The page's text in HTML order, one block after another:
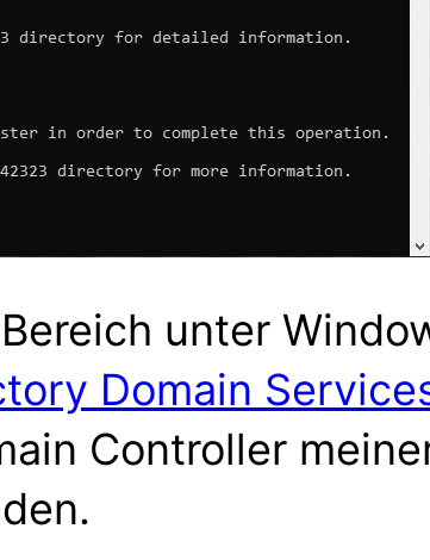
unter
Domain
Controller